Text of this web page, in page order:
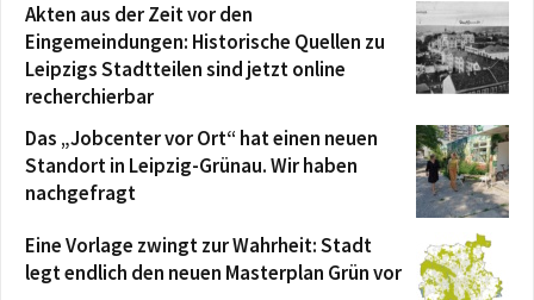
Akten aus der Zeit vor den
Eingemeindungen: Historische Quellen zu
Leipzigs Stadtteilen sind jetzt online
recherchierbar
Das „Jobcenter vor Ort“ hat einen neuen
Standort in Leipzig-Grünau. Wir haben
nachgefragt
Eine Vorlage zwingt zur Wahrheit: Stadt
legt endlich den neuen Masterplan Grün vor